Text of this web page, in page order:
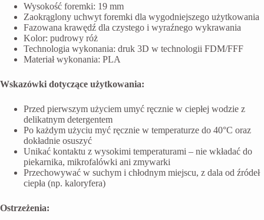
Wysokość foremki: 19 mm
Zaokrąglony uchwyt foremki dla wygodniejszego użytkowania
Fazowana krawędź dla czystego i wyraźnego wykrawania
Kolor: pudrowy róż
Technologia wykonania: druk 3D w technologii FDM/FFF
Materiał wykonania: PLA
Wskazówki dotyczące użytkowania:
Przed pierwszym użyciem umyć ręcznie w ciepłej wodzie z
delikatnym detergentem
Po każdym użyciu myć ręcznie w temperaturze do 40°C oraz
dokładnie osuszyć
Unikać kontaktu z wysokimi temperaturami – nie wkładać do
piekarnika, mikrofalówki ani zmywarki
Przechowywać w suchym i chłodnym miejscu, z dala od źródeł
ciepła (np. kaloryfera)
Ostrzeżenia: